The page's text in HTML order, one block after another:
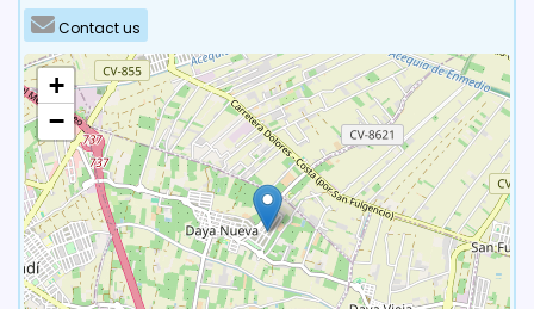
Contact us
+
−